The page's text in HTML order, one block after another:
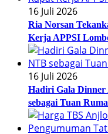
16 Juli 2026
Ria Norsan
Kerja APPSI
16 Juli 2026
Hadiri Gala Dinner
sebagai Tuan